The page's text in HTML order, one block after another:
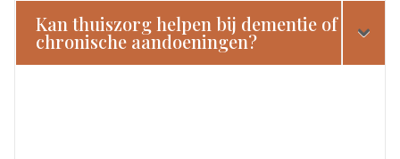
Kan thuiszorg helpen bij dementie of
chronische aandoeningen?